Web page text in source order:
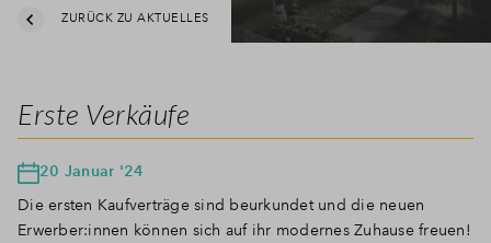
ZURÜCK ZU AKTUELLES
Erste Verkäufe
20 Januar '24
Die ersten Kaufverträge sind beurkundet und die neuen
Erwerber:innen können sich auf ihr modernes Zuhause freuen!